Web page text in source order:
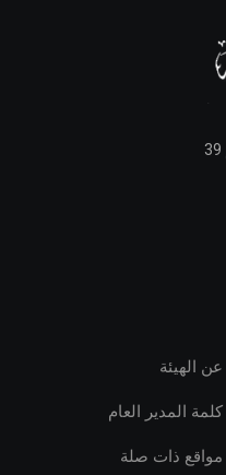
عن الهيئة
كلمة المدير العام
مواقع ذات صلة